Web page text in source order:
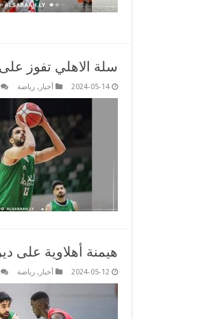
سلة الاهلي تفوز
2024-05-14 أخبار , رياضة
هيمنة أهلاوية على
2024-05-12 أخبار , رياضة